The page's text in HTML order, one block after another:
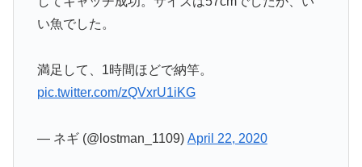
い魚でした。
満足して、1時間ほどで納竿。
pic.twitter.com/zQVxrU1iKG
— ネギ (@lostman_1109) April 22, 2020